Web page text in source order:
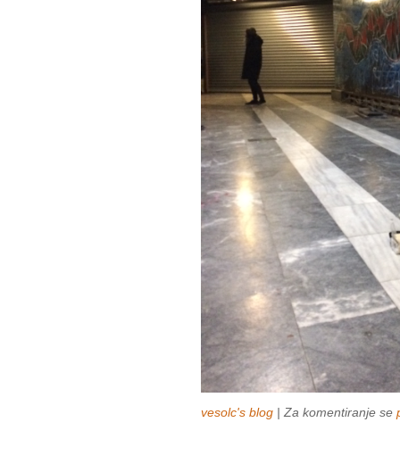
vesolc's blog | Za komentiranje se